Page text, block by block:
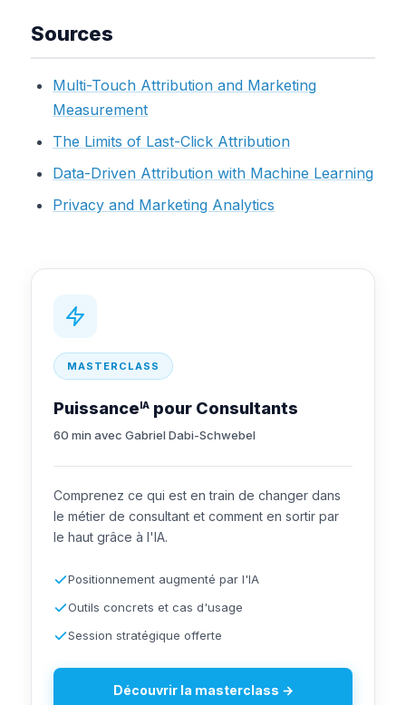
Sources
Multi-Touch Attribution and Marketing
Measurement
The Limits of Last-Click Attribution
Data-Driven Attribution with Machine Learning
Privacy and Marketing Analytics
MASTERCLASS
Puissance IA pour Consultants
60 min avec Gabriel Dabi-Schwebel
Comprenez ce qui est en train de changer dans
le métier de consultant et comment en sortir par
le haut grâce à l'IA.
Positionnement augmenté par l'IA
Outils concrets et cas d'usage
Session stratégique offerte
Découvrir la masterclass →